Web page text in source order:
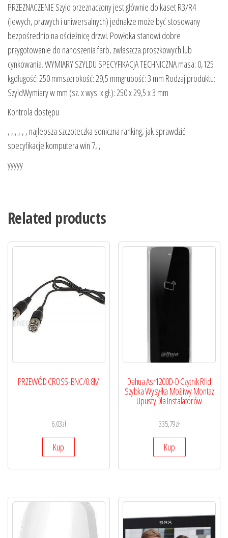
PRZEZNACZENIE Szyld przeznaczony jest głównie do kaset R3/R4
(lewych, prawych i uniwersalnych) jednakże może być stosowany
bezpośrednio na ościeżnicę drzwi. Powłoka stanowi dobre
przygotowanie do nanoszenia farb, zwłaszcza proszkowych lub
cynkowania. WYMIARY SZYLDU SPECYFIKACJA TECHNICZNA masa: 0,125
kgdługość: 250 mmszerokość: 29,5 mmgrubość: 3 mm Rodzaj produktu:
SzyldWymiary w mm (sz. x wys. x gł.): 250 x 29,5 x 3 mm
Kontrola dostępu
, , , , , , najlepsza szczoteczka soniczna ranking, jak sprawdzić
specyfikacje komputera win 7, ,
yyyyy
Related products
PRZEWÓD CROSS-BNC/0.8M
6,03zł
Kup
Dahua Asr1200D-D Czytnik Rfid
Szybka Wysyłka Możliwy Montaż
Upusty Dla Instalatorów
335,79zł
Kup